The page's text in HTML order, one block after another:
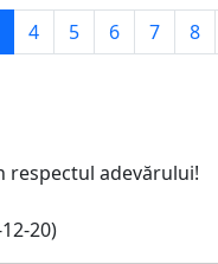
4 5 6 7 8
respectul adevărului!
20)